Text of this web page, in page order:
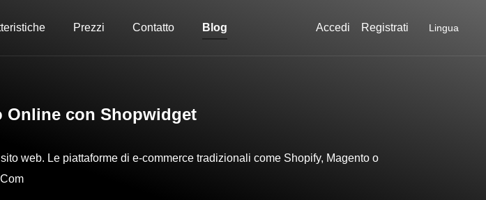
Prezzi Contatto Blog Accedi Registrati Lingua
Online con Shopwidget
web. Le piattaforme di e-commerce tradizionali come Shopify, Magento o